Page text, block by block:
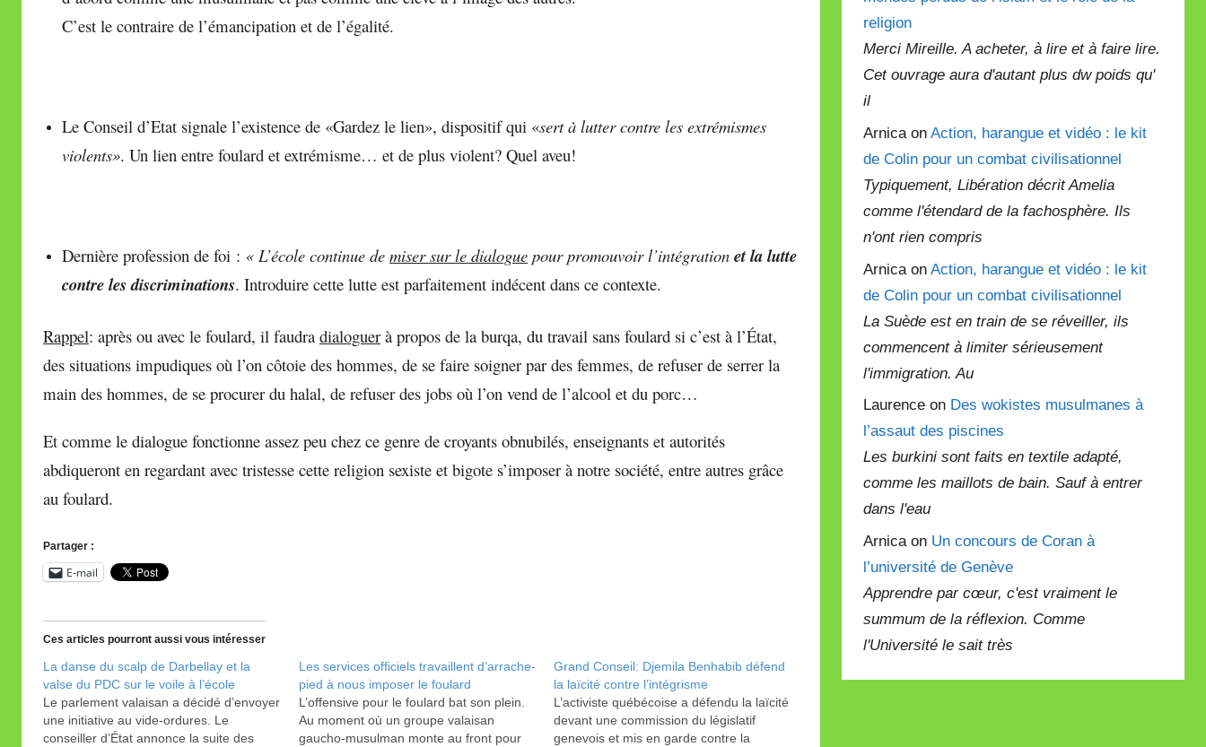
C’est le contraire de l’émancipation et de l’égalité.
Le Conseil d’Etat signale l’existence de «Gardez le lien», dispositif qui «sert à lutter contre les extrémismes
violents». Un lien entre foulard et extrémisme… et de plus violent? Quel aveu!
Dernière profession de foi : « L’école continue demiser sur le dialogue pour promouvoir l’intégration et la lutte
contre les discriminations. Introduire cette lutte est parfaitement indécent dans ce contexte.
Rappel: après ou avec le foulard, il faudra dialoguer à propos de la burqa, du travail sans foulard si c’est à l’État,
des situations impudiques où l’on côtoie des hommes, de se faire soigner par des femmes, de refuser de serrer la
main des hommes, de se procurer du halal, de refuser des jobs où l’on vend de l’alcool et du porc…
Et comme le dialogue fonctionne assez peu chez ce genre de croyants obnubilés, enseignants et autorités
abdiqueront en regardant avec tristesse cette religion sexiste et bigote s’imposer à notre société, entre autres grâce
au foulard.
Partager :
E-mail
Ces articles pourront aussi vous intéresser
La danse du scalp de Darbellay et la
valse du PDC sur le voile à l’école
Le parlement valaisan a décidé d’envoyer
une initiative au vide-ordures. Le
conseiller d’État annonce la suite des
Les services officiels travaillent d’arrache-
pied à nous imposer le foulard
L’offensive pour le foulard bat son plein.
Au moment où un groupe valaisan
gaucho-musulman monte au front pour
Grand Conseil: Djemila Benhabib défend
la laïcité contre l’intégrisme
L’activiste québécoise a défendu la laïcité
devant une commission du législatif
genevois et mis en garde contre la
religion
Merci Mireille. A acheter, à lire et à faire lire.
Cet ouvrage aura d'autant plus dw poids qu'
il
Arnica onAction, harangue et vidéo : le kit
de Colin pour un combat civilisationnel
Typiquement, Libération décrit Amelia
comme l'étendard de la fachosphère. Ils
n'ont rien compris
Arnica onAction, harangue et vidéo : le kit
de Colin pour un combat civilisationnel
La Suède est en train de se réveiller, ils
commencent à limiter sérieusement
l'immigration. Au
Laurence on Des wokistes musulmanes à
l’assaut des piscines
Les burkini sont faits en textile adapté,
comme les maillots de bain. Sauf à entrer
dans l'eau
Arnica on Un concours de Coran à
l’université de Genève
Apprendre par cœur, c'est vraiment le
summum de la réflexion. Comme
l'Université le sait très